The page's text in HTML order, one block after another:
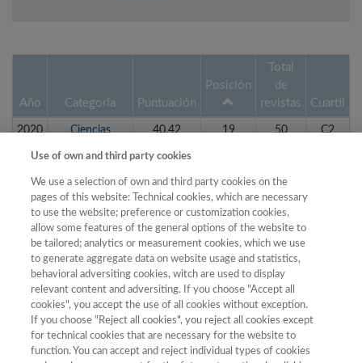
Año Categoría Puntuación
Posición
Total
de
revistas
Cuartil
2020
Ciencias
Sociología
40.42 19 50 C2
2020 Economía 35.09 19 28
2023 Economía 29.84 20 36
2019 Economía 21
2019
Ciencias
Políticas y
Sociología
34.54 22 35
2023
Ciencias
Políticas y
Sociología
41.68 24 68
Use of own and third party cookies
We use a selection of own and third party cookies on the
pages of this website: Technical cookies, which are necessary
to use the website; preference or customization cookies,
allow some features of the general options of the website to
be tailored; analytics or measurement cookies, which we use
to generate aggregate data on website usage and statistics,
behavioral adversiting cookies, witch are used to display
relevant content and adversiting. If you choose "Accept all
cookies", you accept the use of all cookies without exception.
If you choose "Reject all cookies", you reject all cookies except
for technical cookies that are necessary for the website to
function. You can accept and reject individual types of cookies